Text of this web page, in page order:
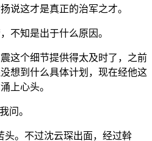
说这才是真正的治军之才。
不知是出于什么原因。
这个细节提供得太及时了，之前
想到什么具体计划，现在经他这
上心头。
问。
头。不过沈云琛出面，经过斡